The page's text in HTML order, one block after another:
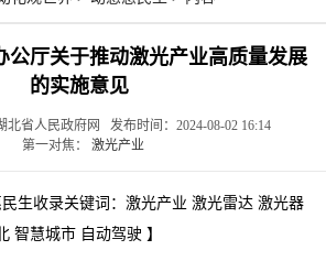
公厅关于推动激光产业高质量发展
的实施意见
省人民政府网 发布时间：2024-08-02 16:14
第一对焦： 激光产业
民生收录关键词：激光产业 激光雷达 激光器
智慧城市 自动驾驶 】